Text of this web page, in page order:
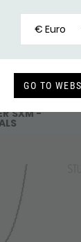
€ Euro
GO TO
SXM -